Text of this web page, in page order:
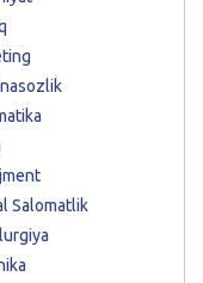
Salomatlik